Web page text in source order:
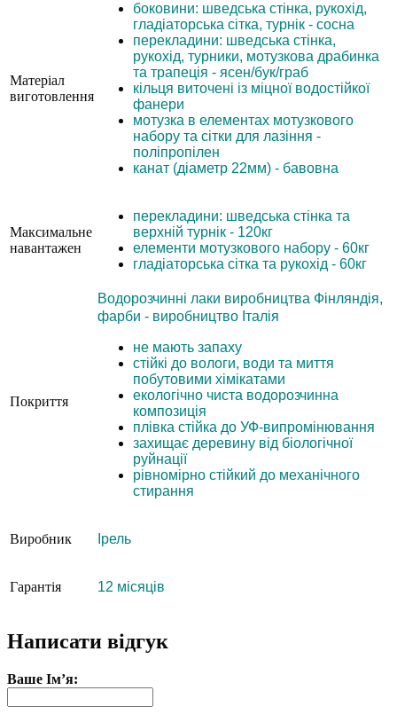
Матеріал
виготовлення
боковини: шведська стінка, рукохід,
гладіаторська сітка, турнік - сосна
перекладини: шведська стінка,
рукохід, турники, мотузкова драбинка
та трапеція - ясен/бук/граб
кільця виточені із міцної водостійкої
фанери
мотузка в елементах мотузкового
набору та сітки для лазіння -
поліпропілен
канат (діаметр 22мм) - бавовна
Максимальне
навантажен
перекладини: шведська стінка та
верхній турнік - 120кг
елементи мотузкового набору - 60кг
гладіаторська сітка та рукохід - 60кг
Покриття
Водорозчинні лаки виробництва Фінляндія,
фарби - виробництво Італія
не мають запаху
стійкі до вологи, води та миття
побутовими хімікатами
екологічно чиста водорозчинна
композиція
плівка стійка до УФ-випромінювання
захищає деревину від біологічної
руйнації
рівномірно стійкий до механічного
стирання
Виробник Ірель
Гарантія 12 місяців
Написати відгук
Ваше Ім’я: